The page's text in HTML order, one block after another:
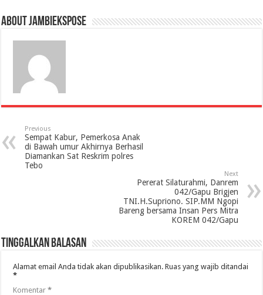
About jambiekspose
Previous
Sempat Kabur, Pemerkosa Anak
di Bawah umur Akhirnya Berhasil
Diamankan Sat Reskrim polres
Tebo
Next
Pererat Silaturahmi, Danrem
042/Gapu Brigjen
TNI.H.Supriono. SIP.MM Ngopi
Bareng bersama Insan Pers Mitra
KOREM 042/Gapu
Tinggalkan Balasan
Alamat email Anda tidak akan dipublikasikan. Ruas yang wajib ditandai
*
Komentar*